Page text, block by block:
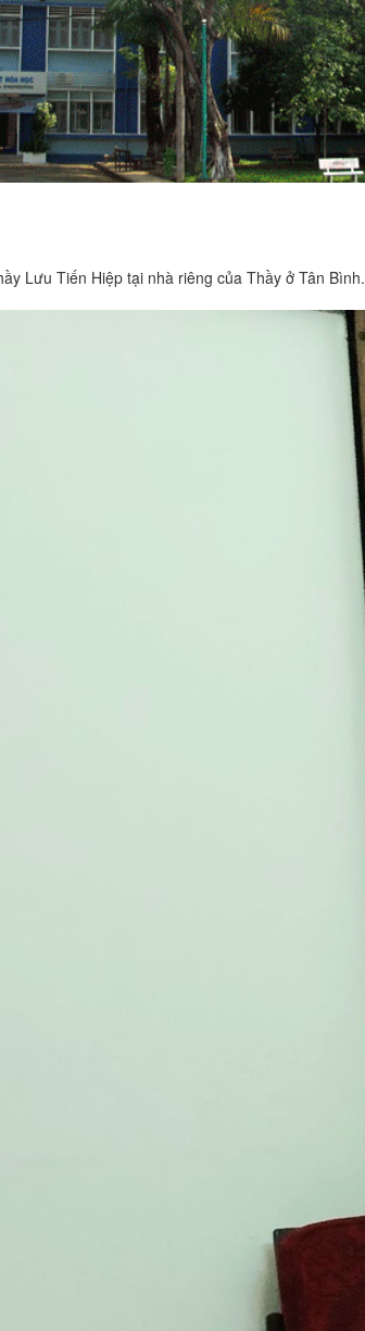
Lưu Tiến Hiệp tại nhà riêng của Thầy ở Tân Bình.